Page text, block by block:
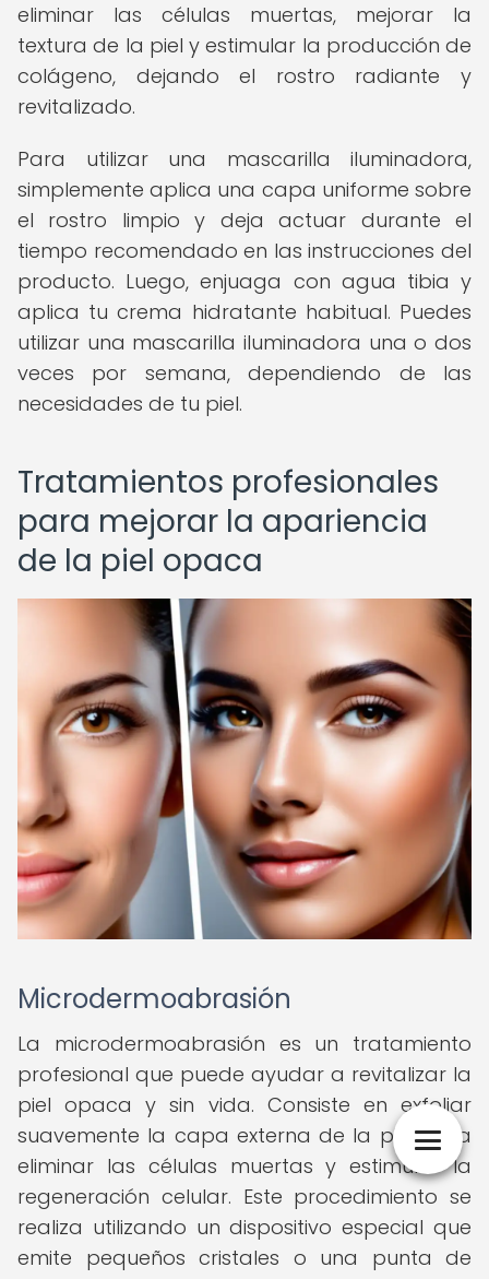
eliminar las células muertas, mejorar la
textura de la piel y estimular la producción de
colágeno, dejando el rostro radiante y
revitalizado.
Para utilizar una mascarilla iluminadora,
simplemente aplica una capa uniforme sobre
el rostro limpio y deja actuar durante el
tiempo recomendado en las instrucciones del
producto. Luego, enjuaga con agua tibia y
aplica tu crema hidratante habitual. Puedes
utilizar una mascarilla iluminadora una o dos
veces por semana, dependiendo de las
necesidades de tu piel.
Tratamientos profesionales
para mejorar la apariencia
de la piel opaca
Microdermoabrasión
La microdermoabrasión es un tratamiento
profesional que puede ayudar a revitalizar la
piel opaca y sin vida. Consiste en exfoliar
suavemente la capa externa de la piel para
eliminar las células muertas y estimular la
regeneración celular. Este procedimiento se
realiza utilizando un dispositivo especial que
emite pequeños cristales o una punta de